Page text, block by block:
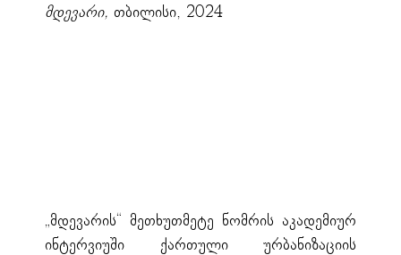
მდევარი, თბილისი, 2024
„მდევარის“ მეთხუთმეტე ნომრის აკადემიურ
ინტერვიუში ქართული ურბანიზაციის